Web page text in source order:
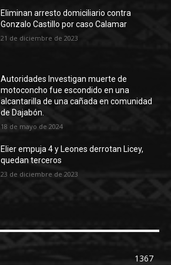
Eliminan arresto domiciliario contra
Gonzalo Castillo por caso Calamar
21 de diciembre de 2023
Autoridades Investigan muerte de
motoconcho fue escondido en una
alcantarilla de una cañada en comunidad
de Dajabón.
18 de mayo de 2024
Elier empuja 4 y Leones derrotan Licey,
quedan terceros
23 de diciembre de 2023
1367